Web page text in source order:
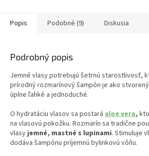
Popis Podobné (9) Diskusia
Podrobný popis
Jemné vlasy potrebujú šetrnú starostlivosť,
prírodný rozmarínový šampón je ako
úplne ľahké a jednoduché.
O hydratáciu vlasov sa postará aloe vera,
na vlasovú pokožku. Rozmarín sa tradične
vlasy jemné, mastné s lupinami. Stimuluje
dodáva šampónu príjemnú bylinkovú vôňu.